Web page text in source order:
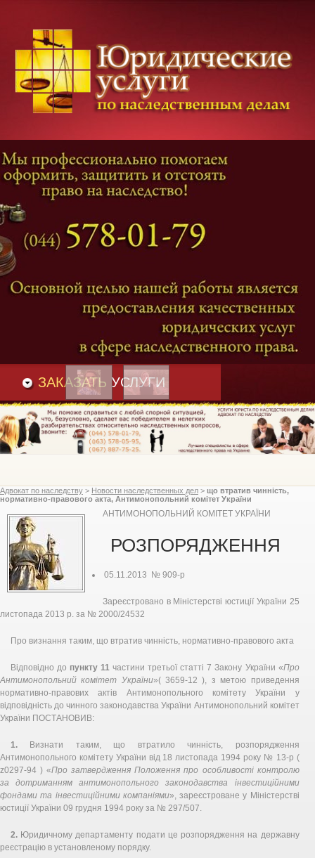
Категории дел
Наследование и Завещание
Оформление наследства
Оспаривание наследства
Адвокат наследственные дела
и Вакансии
ЗАКАЗАТЬ УСЛУГИ
Адвокат по наследству > Новости наследственных дел > що втратив чинність,
нормативно-правового акта, Антимонопольний комітет України
АНТИМОНОПОЛЬНИЙ КОМІТЕТ УКРАЇНИ
РОЗПОРЯДЖЕННЯ
05.11.2013 № 909-р
Зареєстровано в Міністерстві юстиції України 25
листопада 2013 р. за № 2000/24532
Про визнання таким, що втратив чинність, нормативно-правового акта
Відповідно до пункту 11 частини третьої статті 7 Закону України «Про
Антимонопольний комітет України»( 3659-12 ), з метою приведення
нормативно-правових актів Антимонопольного комітету України у
відповідність до чинного законодавства України Антимонопольний комітет
України ПОСТАНОВИВ:
1. Визнати таким, що втратило чинність, розпорядження
Антимонопольного комітету України від 18 листопада 1994 року № 13-р (
z0297-94 ) «Про затвердження Положення про особливості контролю
за дотриманням антимонопольного законодавства інвестиційними
фондами та інвестиційними компаніями», зареєстроване у Міністерстві
юстиції України 09 грудня 1994 року за № 297/507.
2. Юридичному департаменту подати це розпорядження на державну
реєстрацію в установленому порядку.